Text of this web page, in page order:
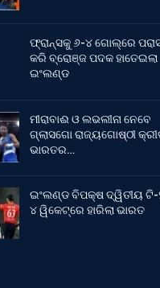
ଫ୍ରାନ୍ସକୁ ୬-୪ ଗୋଲ୍‌ରେ
କରି ବ୍ରୋଞ୍ଜ ପଦକ ହାତେଇଲା
ଇଂଲଣ୍ଡ
ମୀରାବାଈ ଓ ଲଭଲୀନା ନେବେ
ଗ୍ଲାସଗୋ ରାଜ୍ୟଗୋଷ୍ଠୀ
ଭାରତର…
ଇଂଲଣ୍ଡ ବିପକ୍ଷ ଦ୍ୱିତୀୟ ଟି-
୪ ୱିକେଟ୍‌ରେ ହାରିଲା ଭାରତ